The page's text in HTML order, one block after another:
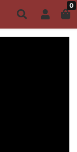
de R$149,00 0